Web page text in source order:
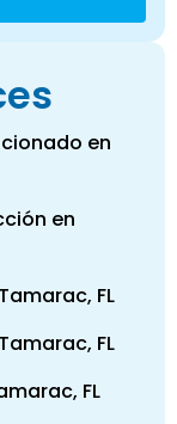
en
en
FL
FL
FL